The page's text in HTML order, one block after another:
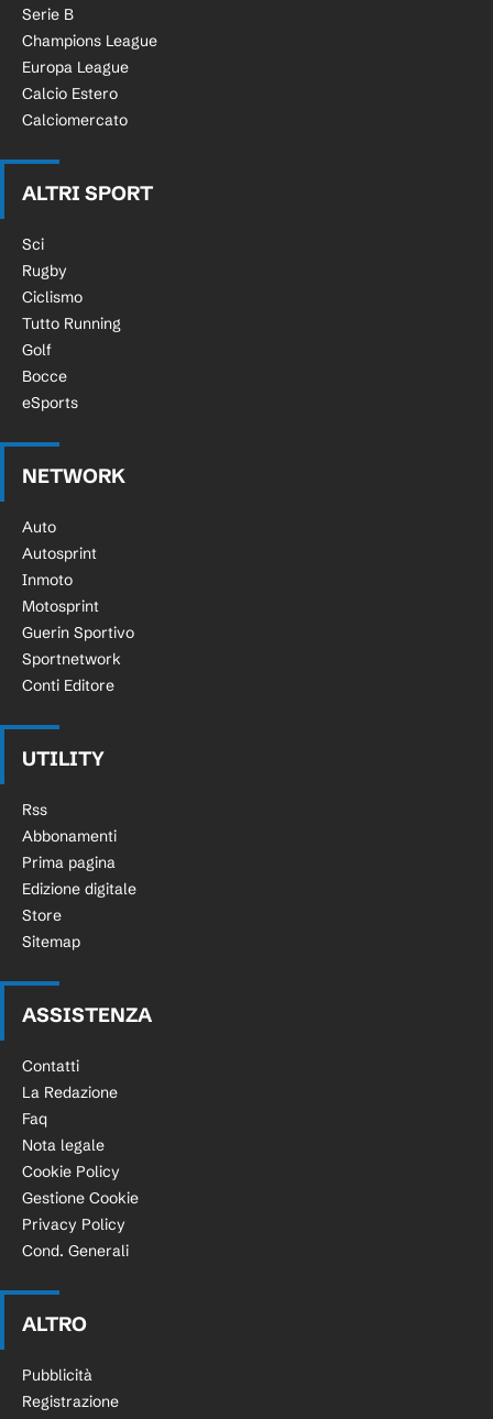
Serie B
Champions League
Europa League
Calcio Estero
Calciomercato
ALTRI SPORT
Sci
Rugby
Ciclismo
Tutto Running
Golf
Bocce
eSports
NETWORK
Auto
Autosprint
Inmoto
Motosprint
Guerin Sportivo
Sportnetwork
Conti Editore
UTILITY
Rss
Abbonamenti
Prima pagina
Edizione digitale
Store
Sitemap
ASSISTENZA
Contatti
La Redazione
Faq
Nota legale
Cookie Policy
Gestione Cookie
Privacy Policy
Cond. Generali
ALTRO
Pubblicità
Registrazione